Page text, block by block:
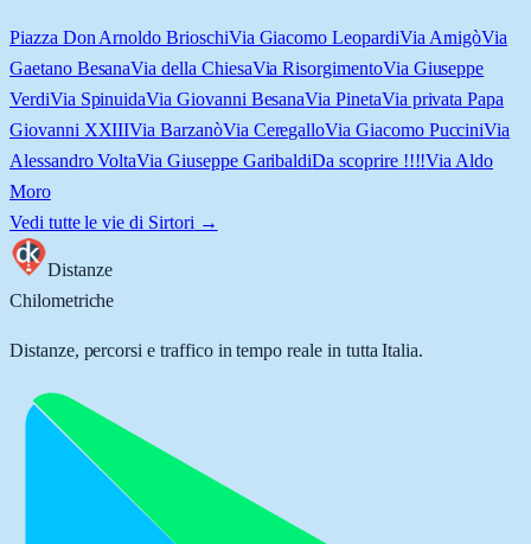
Piazza Don Arnoldo BrioschiVia Giacomo LeopardiVia ArnigòVia
Gaetano BesanaVia della ChiesaVia RisorgimentoVia Giuseppe
VerdiVia SpinuidaVia Giovanni BesanaVia PinetaVia privata Papa
Giovanni XXIIIVia BarzanòVia CeregalloVia Giacomo PucciniVia
Alessandro VoltaVia Giuseppe GaribaldiDa scoprire !!!!Via Aldo
Moro
Vedi tutte le vie di Sirtori →
Distanze
Chilometriche
Distanze, percorsi e traffico in tempo reale in tutta Italia.